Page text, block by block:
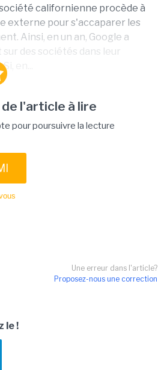
californienne procède à
externe pour s'accaparer les
Ainsi, en un an, Google a
des sociétés dans leur
en...
l'article à lire
pour poursuivre la lecture
Une erreur dans l'article?
Proposez-nous une correction
le !